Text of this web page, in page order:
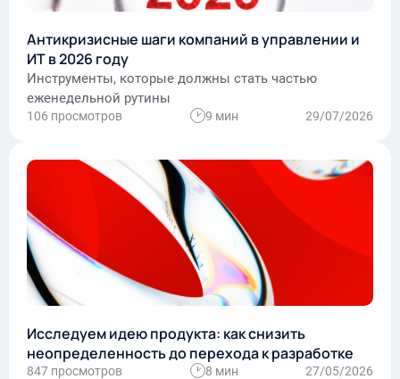
Антикризисные шаги компаний в управлении и
ИТ в 2026 году
Инструменты, которые должны стать частью
еженедельной рутины
106 просмотров 9 мин 29/07/2026
Исследуем идею продукта: как снизить
неопределенность до перехода к разработке
847 просмотров 8 мин 27/05/2026